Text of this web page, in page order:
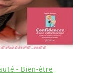
- Bien-être